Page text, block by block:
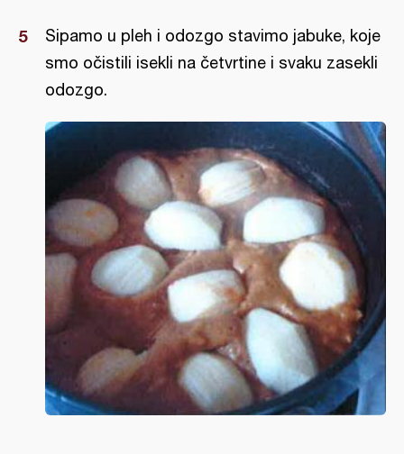
Sipamo u pleh i odozgo stavimo jabuke, koje
smo očistili isekli na četvrtine i svaku zasekli
odozgo.